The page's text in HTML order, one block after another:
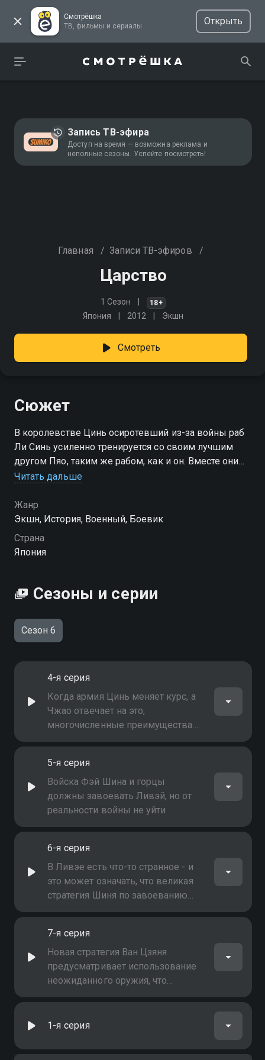
Смотрёшка
ТВ, фильмы и сериалы
Открыть
Запись ТВ-эфира
Доступ на время — возможна реклама и
неполные сезоны. Успейте посмотреть!
Главная / Записи ТВ-эфиров /
Царство
1 Сезон 18+
Япония 2012 Экшн
Смотреть
Сюжет
В королевстве Цинь осиротевший из-за войны раб
Ли Синь усиленно тренируется со своим лучшим
другом Пяо, таким же рабом, как и он. Вместе они
мечтают стать великими полководцами. Но они
дворец…
Читать дальше
Жанр
Экшн, История, Военный, Боевик
Страна
Япония
Сезоны и серии
Сезон 6
4-я серия
Когда армия Цинь меняет курс, а
Чжао отвечает на это,
многочисленные преимущества
союзной армии становятся
5-я серия
Войска Фэй Шина и горцы
должны завоевать Ливэй, но от
реальности войны не уйти
6-я серия
В Ливэе есть что-то странное - и
это может означать, что великая
стратегия Шиня по завоеванию
Чжао окажется напрасной
7-я серия
Новая стратегия Ван Цзяня
предусматривает использование
неожиданного оружия, что
заставляет Ли Му срочно
1-я серия